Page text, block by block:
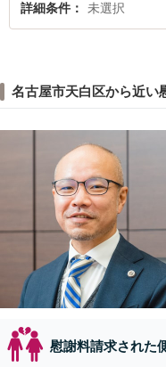
詳細条件 未選択
名古屋市天白区から近い
慰謝料請求された